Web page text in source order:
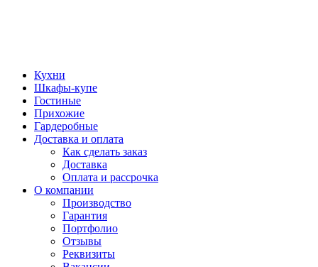
Кухни
Шкафы-купе
Гостиные
Прихожие
Гардеробные
Доставка и оплата
Как сделать заказ
Доставка
Оплата и рассрочка
О компании
Производство
Гарантия
Портфолио
Отзывы
Реквизиты